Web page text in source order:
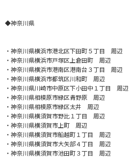
◆神奈川県
・神奈川県横浜市港北区下田町５丁目 周辺
・神奈川県横浜市戸塚区上倉田町 周辺
・神奈川県横浜市港南区港南台３丁目 周辺
・神奈川県横浜市都筑区川和町 周辺
・神奈川県川崎市中原区下小田中１丁目 周辺
・神奈川県相模原市緑区青野原 周辺
・神奈川県相模原市緑区太井 周辺
・神奈川県横須賀市野比１丁目 周辺
・神奈川県横須賀市上町 周辺
・神奈川県横須賀市船越町１丁目 周辺
・神奈川県横須賀市大矢部４丁目 周辺
・神奈川県横須賀市池田町３丁目 周辺